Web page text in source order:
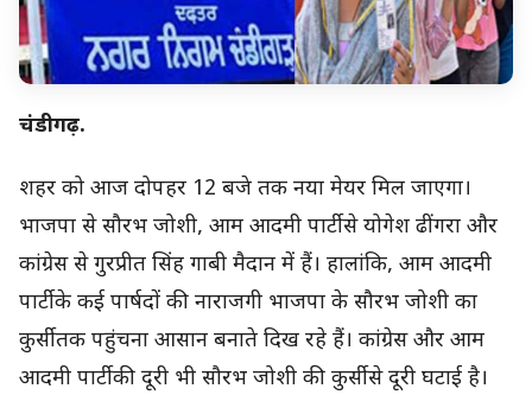
चंडीगढ़.
शहर को आज दोपहर 12 बजे तक नया मेयर मिल जाएगा।
भाजपा से सौरभ जोशी, आम आदमी पार्टी से योगेश ढींगरा और
कांग्रेस से गुरप्रीत सिंह गाबी मैदान में हैं। हालांकि, आम आदमी
पार्टी के कई पार्षदों की नाराजगी भाजपा के सौरभ जोशी का
कुर्सी तक पहुंचना आसान बनाते दिख रहे हैं। कांग्रेस और आम
आदमी पार्टी की दूरी भी सौरभ जोशी की कुर्सी से दूरी घटाई है।